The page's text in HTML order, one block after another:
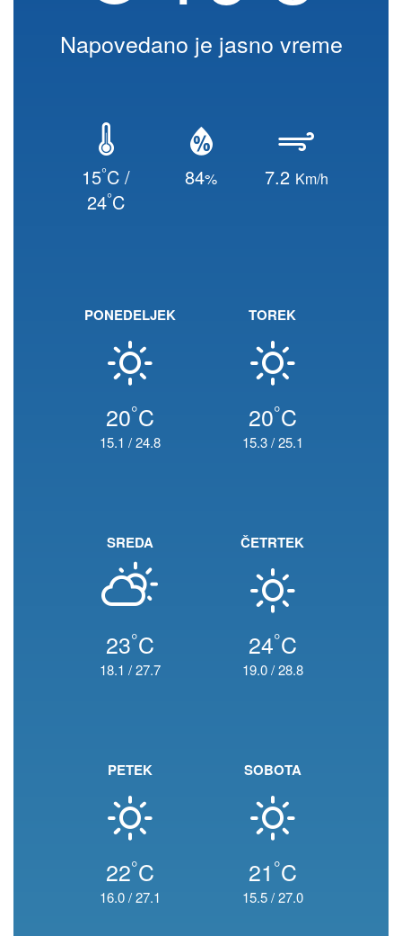
Napovedano je jasno vreme
15°C /
24°C
84% 7.2 Km/h
PONEDELJEK
20°C
15.1 /24.8
TOREK
20°C
15.3/25.1
SREDA
23°C
18.1 /27.7
ČETRTEK
24°C
19.0/28.8
PETEK
22°C
16.0/27.1
SOBOTA
21 °C
15.5/27.0